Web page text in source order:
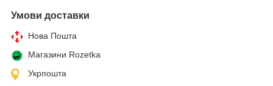
Умови доставки
Нова Пошта
Магазини Rozetka
Укрпошта